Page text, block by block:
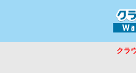
クラ